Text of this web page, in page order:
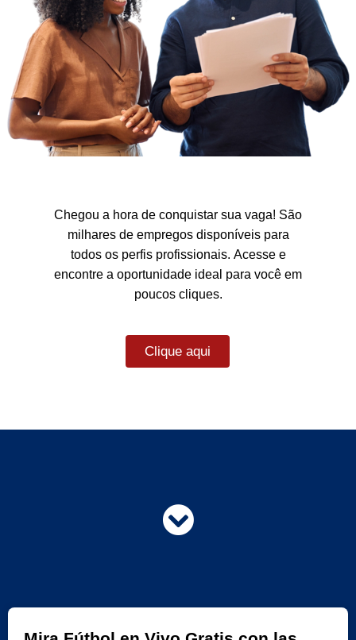
Chegou a hora de conquistar sua vaga! São
milhares de empregos disponíveis para
todos os perfis profissionais. Acesse e
encontre a oportunidade ideal para você em
poucos cliques.
Clique aqui